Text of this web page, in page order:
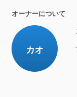
オーナーについて
カオ